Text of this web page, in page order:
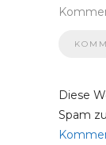
Diese
Spam